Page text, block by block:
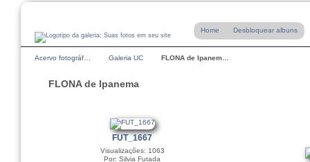
Home Desbloquear albuns
Acervo fotográf… Galeria UC FLONA de Ipanem…
FLONA de Ipanema
FUT_1667
Visualizações: 1063
Por: Silvia Futada